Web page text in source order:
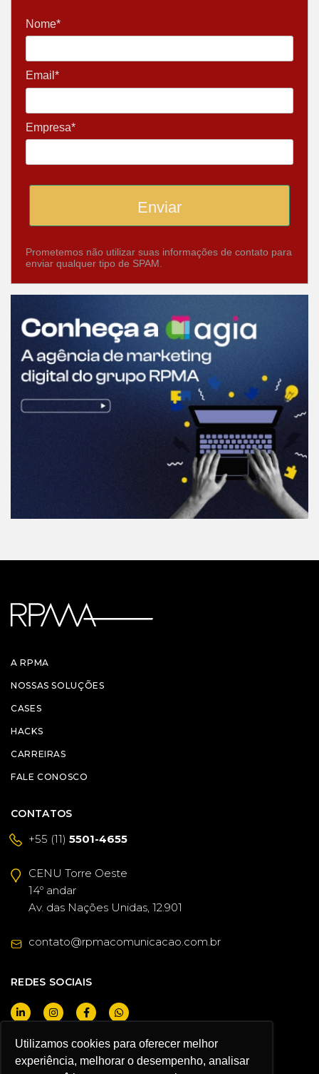
Utilizamos cookies para oferecer melhor
experiência, melhorar o desempenho, analisar
Nome*
Email*
Empresa*
Enviar
Prometemos não utilizar suas informações de contato para
enviar qualquer tipo de SPAM.
A RPMA
NOSSAS SOLUÇÕES
CASES
HACKS
CARREIRAS
FALE CONOSCO
CONTATOS
+55 (11) 5501-4655
CENU Torre Oeste
14º andar
Av. das Nações Unidas, 12.901
contato@rpmacomunicacao.com.br
REDES SOCIAIS
QUERO SER CLIENTE